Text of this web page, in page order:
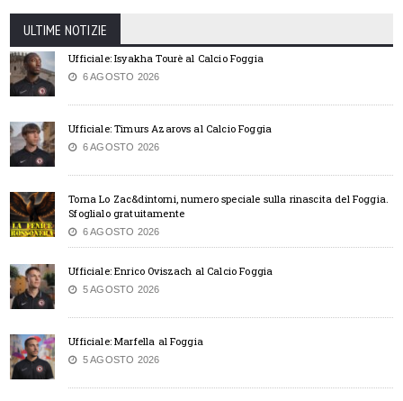
ULTIME NOTIZIE
Ufficiale: Isyakha Tourè al Calcio Foggia
6 AGOSTO 2026
Ufficiale: Timurs Azarovs al Calcio Foggia
6 AGOSTO 2026
Torna Lo Zac&dintorni, numero speciale sulla rinascita del Foggia.
Sfoglialo gratuitamente
6 AGOSTO 2026
Ufficiale: Enrico Oviszach al Calcio Foggia
5 AGOSTO 2026
Ufficiale: Marfella al Foggia
5 AGOSTO 2026